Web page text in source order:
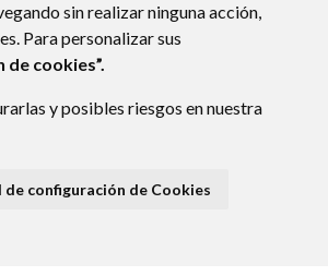
sin realizar ninguna acción,
Para personalizar sus
de cookies”.
y posibles riesgos en nuestra
de configuración de Cookies